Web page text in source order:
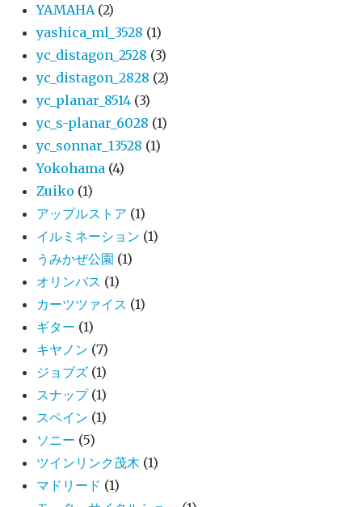
YAMAHA (2)
yashica_ml_3528 (1)
yc_distagon_2528 (3)
yc_distagon_2828 (2)
yc_planar_8514 (3)
yc_s-planar_6028 (1)
yc_sonnar_13528 (1)
Yokohama (4)
Zuiko (1)
アップルストア (1)
イルミネーション (1)
うみかぜ公園 (1)
オリンパス (1)
カーツツァイス (1)
ギター (1)
キヤノン (7)
ジョブズ (1)
スナップ (1)
スペイン (1)
ソニー (5)
ツインリンク茂木 (1)
マドリード (1)